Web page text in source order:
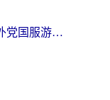
日本怎么玩奥拉星不卡？海外党国服游戏加速器选择全攻略